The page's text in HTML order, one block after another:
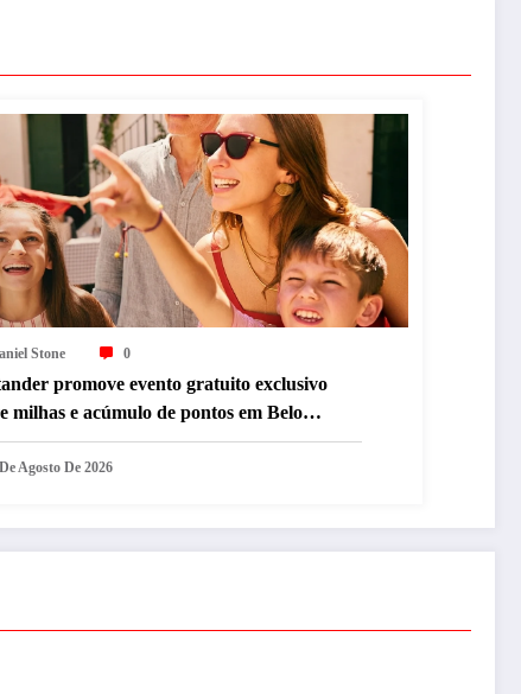
Stone 0
promove evento gratuito exclusivo
milhas e acúmulo de pontos em Belo
Agosto De 2026